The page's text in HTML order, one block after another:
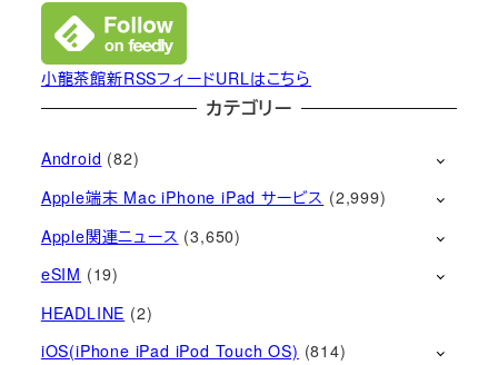
小龍茶館新RSSフィードURLはこちら
カテゴリー
Android (82)
Apple端末 Mac iPhone iPad サービス (2,999)
Apple関連ニュース (3,650)
eSIM (19)
HEADLINE (2)
iOS(iPhone iPad iPod Touch OS) (814)